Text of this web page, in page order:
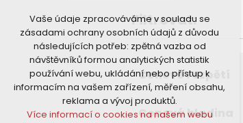
Technická cookies
nutná pro provozování webu
udržení kontextu stránek (session):
případná přihlášení, volby jazyka, apod.
Volitelná cookies
analytická pro anonymizované
vyhodnocení návštěvnosti
Vaše údaje zpracováváme v souladu se
zásadami ochrany osobních údajů z důvodu
následujících potřeb: zpětná vazba od
návštěvníků formou analytických statistik
používání webu, ukládání nebo přístup k
informacím na vašem zařízení, měření obsahu,
reklama a vývoj produktů.
Více informací o cookies na našem webu
Filtrovat:
Cenové rozpětí
Cenová hladina